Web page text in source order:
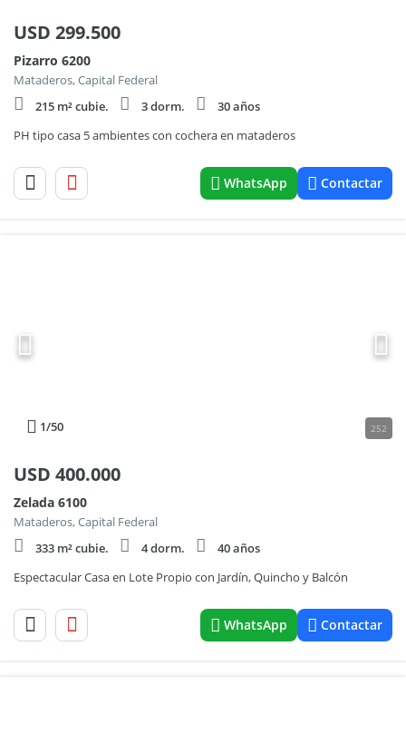
USD 299.500
Pizarro 6200
Mataderos, Capital Federal
215 m² cubie.
3 dorm.
30 años
PH tipo casa 5 ambientes con cochera en mataderos
WhatsApp Contactar
1/50 252
USD 400.000
Zelada 6100
Mataderos, Capital Federal
333 m² cubie.
4 dorm.
40 años
Espectacular Casa en Lote Propio con Jardín, Quincho y Balcón
WhatsApp Contactar